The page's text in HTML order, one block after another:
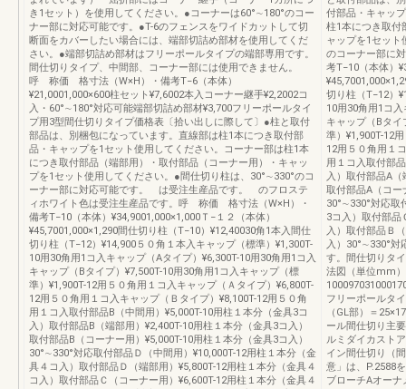
き1セット）を使用してください。●コーナーは60°∼180°のコー
ナー部に対応可能です。●T-6のフェンスをワイドカットして切
断面をカバーしたい場合には、端部切詰め部材を使用してくだ
さい。●端部切詰め部材はフリーポールタイプの端部専用です。
間仕切りタイプ、中間部、コーナー部には使用できません。
呼 称価 格寸法（W×H）・備考T−6（本体）
¥21,0001,000×600柱セット¥7,6002本入コーナー継手¥2,2002コ
入・60°∼180°対応可能端部切詰め部材¥3,700フリーポールタイ
プ用3型間仕切りタイプ価格表〔拾い出しに際して〕●柱と取付
部品は、別梱包になっています。直線部は柱1本につき取付部
品・キャップを1セット使用してください。コーナー部は柱1本
につき取付部品（端部用）・取付部品（コーナー用）・キャッ
プを1セット使用してください。●間仕切り柱は、30°∼330°のコ
ーナー部に対応可能です。 は受注生産品です。 のフロステ
ィホワイト色は受注生産品です。呼 称価 格寸法（W×H）・
備考T−10（本体）¥34,9001,000×1,000Ｔ−１２（本体）
¥45,7001,000×1,290間仕切り柱（T−10）¥12,40030角1本入間仕
切り柱（T−12）¥14,900５０角１本入キャップ（標準）¥1,300T-
10用30角用1コ入キャップ（Aタイプ）¥6,300T-10用30角用1コ入
キャップ（Bタイプ）¥7,500T-10用30角用1コ入キャップ（標
準）¥1,900T-12用５０角用１コ入キャップ（Ａタイプ）¥6,800T-
12用５０角用１コ入キャップ（Ｂタイプ）¥8,100T-12用５０角
用１コ入取付部品B（中間用）¥5,000T-10用柱１本分（金具3コ
入）取付部品B（端部用）¥2,400T-10用柱１本分（金具3コ入）
取付部品B（コーナー用）¥5,000T-10用柱１本分（金具3コ入）
30°∼330°対応取付部品Ｄ（中間用）¥10,000T-12用柱１本分（金
具４コ入）取付部品Ｄ（端部用）¥5,800T-12用柱１本分（金具４
コ入）取付部品Ｃ（コーナー用）¥6,600T-12用柱１本分（金具４
付部品・キャッ
柱1本につき取付
ャップを1セット
のコーナー部に
考T−10（本体）
切り柱（T−12）
10用30角用1コ
キャップ（Bタイ
準）¥1,900T-12
12用５０角用１
用１コ入取付部
入）取付部品A
取付部品A（コー
30°∼330°対応取
3コ入）取付部品
入）取付部品Ｂ
入）30°∼330°対
す。間仕切りタ
法図（単位mm
フリーポールタ
（GL部）＝
ール間仕切り主
ルミダイカスト
イン間仕切り（
意」は、P.2588
ブローチAオー